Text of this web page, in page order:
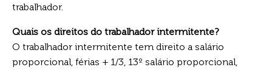
trabalhador.
Quais os direitos do trabalhador intermitente?
O trabalhador intermitente tem direito a salário
proporcional, férias + 1/3, 13º salário proporcional,